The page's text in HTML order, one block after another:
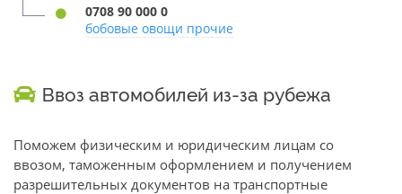
0708 90 000 0
бобовые овощи прочие
Ввоз автомобилей из-за рубежа
Поможем физическим и юридическим лицам со
ввозом, таможенным оформлением и получением
разрешительных документов на транспортные